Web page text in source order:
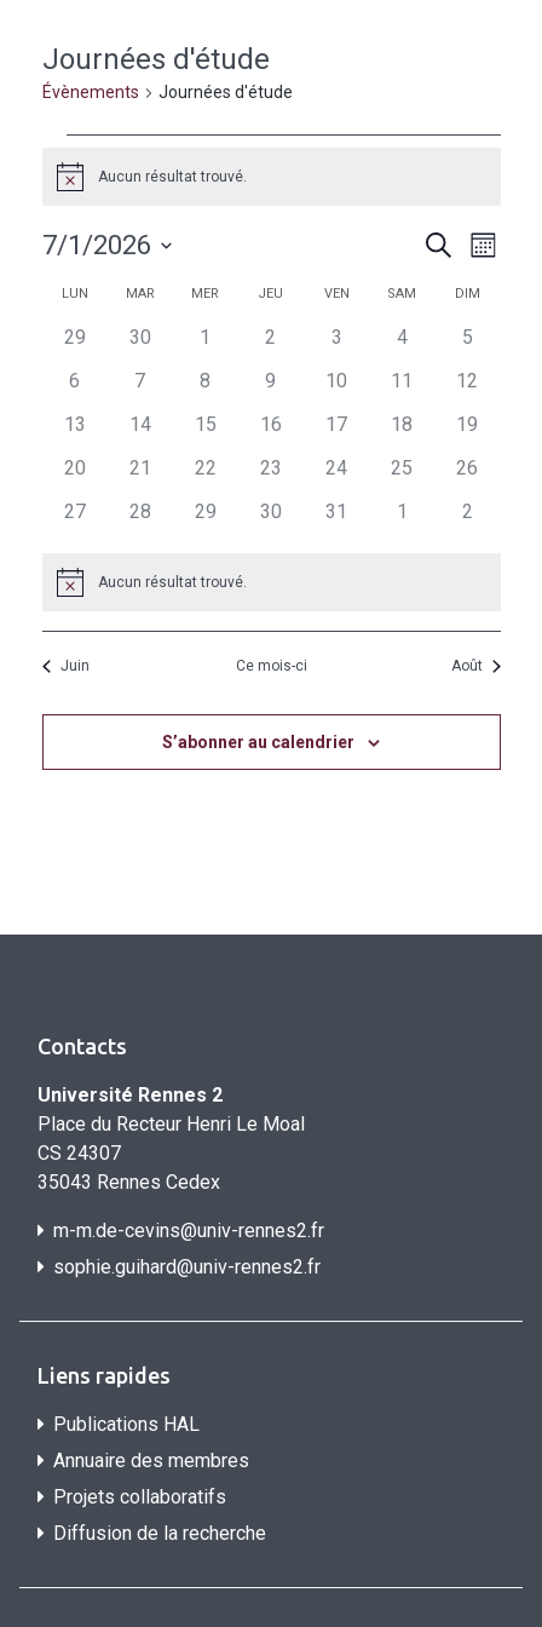
Journées d'étude
Évènements Journées d'étude
Évènements
NoticeAucun résultat trouvé.
vues
Recherche
de
Mois
7/1/2026
date.
Calendrier
de
Évènements
Calendrier
de
Évènements
LUN MAR MER JEU VEN SAM DIM
0
29
0
30
0
1
0
2
0
3
0
4
0
5
0
6
0
7
0
8
0
9
0
10
0
11
0
12
0
13
0
14
0
15
0
16
0
17
0
18
0
19
0
20
0
21
0
22
0
23
0
24
0
25
0
26
0
27
0
28
0
29
0
30
0
31
0
1
0
2
NoticeAucun résultat trouvé.
Juin Ce mois-ci Août
S’abonner au calendrier
Contacts
Université Rennes 2
Place du Recteur Henri Le Moal
CS 24307
35043 Rennes Cedex
m-m.de-cevins@univ-rennes2.fr
sophie.guihard@univ-rennes2.fr
Liens rapides
Publications HAL
Annuaire des membres
Projets collaboratifs
Diffusion de la recherche